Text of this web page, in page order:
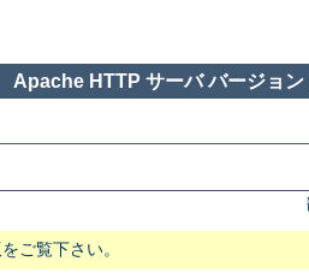
Apache HTTP サーバ バージョン
ご覧下さい。